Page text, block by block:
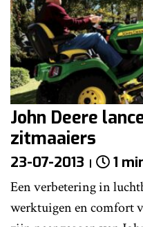
John Deere
zitmaaiers
23-07-2013 1
Een verbetering in
werktuigen en comfort